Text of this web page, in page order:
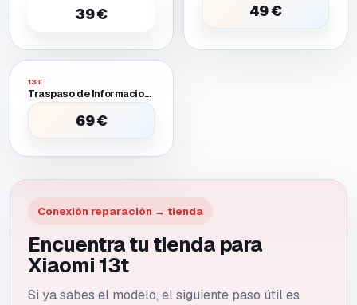
39 € 49 €
13T
Traspaso de Informacion Entre Dos Moviles Uno Requiere Batería O Pantalla Provisional para Encender
69 €
Conexión reparación → tienda
Encuentra tu tienda para
Xiaomi 13t
Si ya sabes el modelo, el siguiente paso útil es